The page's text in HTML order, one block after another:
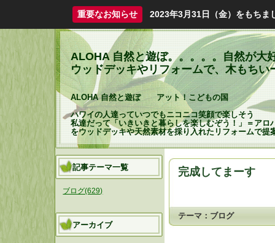
重要なお知らせ 2023年3月31日（金）をもちま
ALOHA 自然と遊ぼ。。。。。自然が大
ウッドデッキやリフォームで、木もち
ALOHA 自然と遊ぼ アット！こどもの国
ハワイの人達っていつでもニコニコ笑顔で楽しそう
私達だって「いきいきと暮らしを楽しむぞう！」＝アロ
をウッドデッキや天然素材を採り入れたリフォームで提
完成してまーす
テーマ： ブログ
記事テーマ一覧
ブログ(629)
アーカイブ